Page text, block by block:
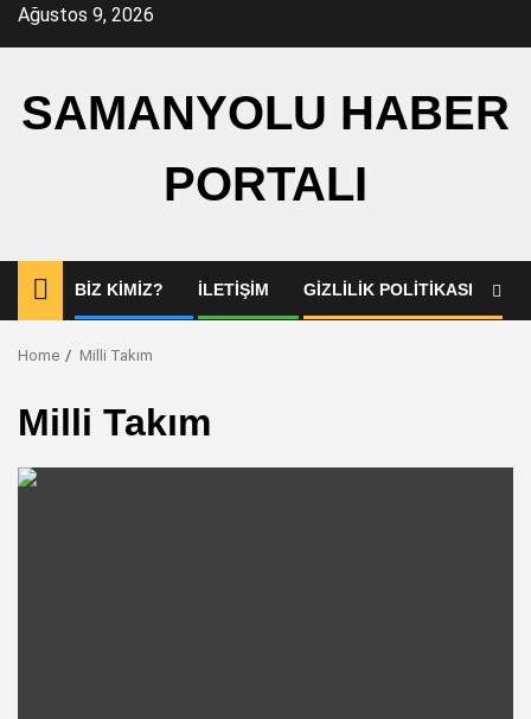
SkipAğustos 9, 2026
SAMANYOLU HABER
PORTALI
BIZ KIMIZ? İLETIŞIM GIZLILIK POLITIKASI
Home Milli Takım
Milli Takım